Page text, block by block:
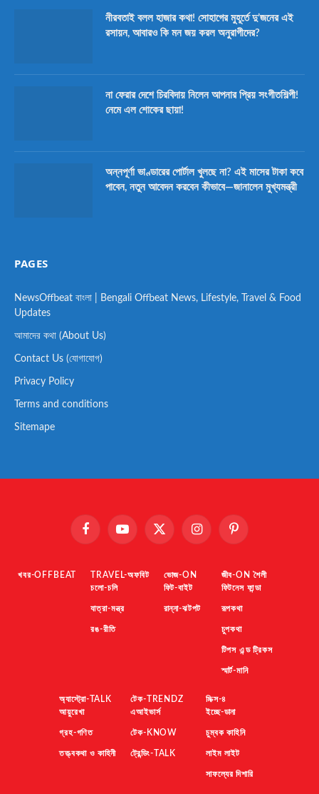
নীরবতাই বলল হাজার কথা! সোহাগের মুহূর্তে দু’জনের এই
রসায়ন, আবারও কি মন জয় করল অনুরাগীদের?
না ফেরার দেশে চিরবিদায় নিলেন আপনার প্রিয় সংগীতশিল্পী!
নেমে এল শোকের ছায়া!
অন্নপূর্ণা ভাণ্ডারের পোর্টাল খুলছে না? এই মাসের টাকা কবে
পাবেন, নতুন আবেদন করবেন কীভাবে—জানালেন মুখ্যমন্ত্রী
PAGES
NewsOffbeat বাংলা | Bengali Offbeat News, Lifestyle, Travel & Food
Updates
আমাদের কথা (About Us)
Contact Us (যোগাযোগ)
Privacy Policy
Terms and conditions
Sitemape
FacebookYouTube X
InstagramPinterest
খবর-OFFBEAT
TRAVEL-অফবিট
চলো-চলি
যাত্রা-মন্ত্র
রঙ-রীতি
ভোজ-ON
ফিট-বাইট
রান্না-ঝটপট
জীব-ON শৈলী
ফিটনেস ফান্ডা
রূপকথা
চুপকথা
টিপস এন্ড ট্রিকস
স্মার্ট-মানি
অ্যাস্ট্রো-TALK
আয়ুরেখা
গ্রহ-গণিত
তত্ত্বকথা ও কাহিনী
টেক-TRENDZ
এআইভার্স
টেক-KNOW
ট্রেন্ডিং-TALK
মিক্স-৪
ইচ্ছে-ডানা
চুম্বক কাহিনি
লাইম লাইট
সাফল্যের দিশারি